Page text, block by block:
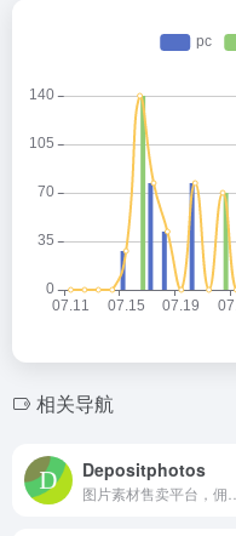
相关导航
Depositphotos